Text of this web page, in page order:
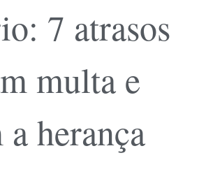
7 atrasos
multa e
herança